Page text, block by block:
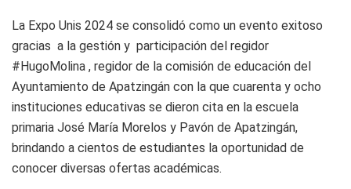
La Expo Unis 2024 se consolidó como un evento exitoso
gracias a la gestión y participación del regidor
#HugoMolina , regidor de la comisión de educación del
Ayuntamiento de Apatzingán con la que cuarenta y ocho
instituciones educativas se dieron cita en la escuela
primaria José María Morelos y Pavón de Apatzingán,
brindando a cientos de estudiantes la oportunidad de
conocer diversas ofertas académicas.